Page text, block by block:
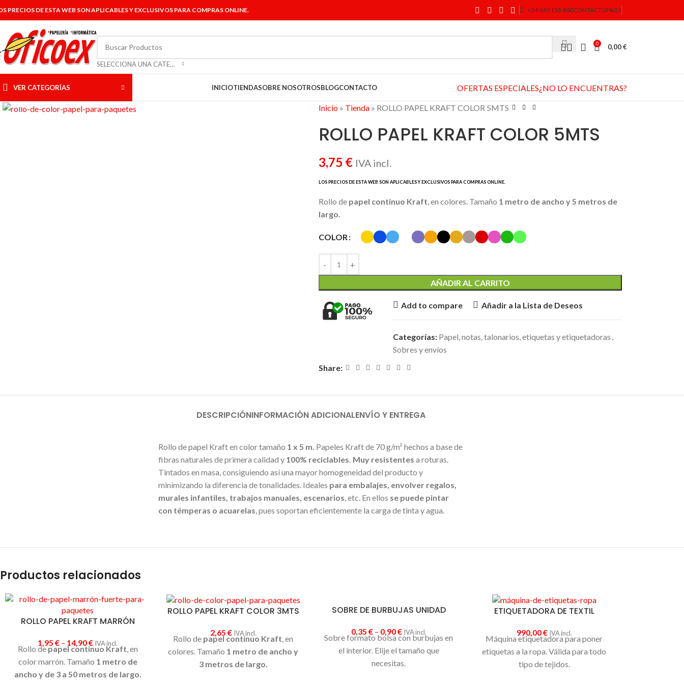
PRECIOS DE ESTA WEB SON APLICABLES Y EXCLUSIVOS PARA COMPRAS ONLINE. +34 640 158 800CONTACTOFAQS
SELECCIONA UNA CATEGORÍA
0 0,00€
VER CATEGORÍAS INICIOTIENDASOBRE NOSOTROSBLOGCONTACTO OFERTAS ESPECIALES¿NO LO ENCUENTRAS?
Inicio» Tienda» ROLLO PAPEL KRAFT COLOR 5MTS
ROLLO PAPEL KRAFT COLOR 5MTS
3,75 € IVA incl.
Rollo de papel continuo Kraft, en colores. Tamaño 1 metro de ancho y 5 metros de
largo.
COLOR
AÑADIR AL CARRITO
Add to compare Añadir a la Lista de Deseos
Categorías: Papel, notas, talonarios, etiquetas y etiquetadoras ,
Sobres y envíos
Share:
DESCRIPCIÓNINFORMACIÓN ADICIONALENVÍO Y ENTREGA
Rollo de papel Kraft en color tamaño 1 x 5 m. Papeles Kraft de 70 g/m² hechos a base de
fibras naturales de primera calidad y 100% reciclables. Muy resistentes a roturas.
Tintados en masa, consiguiendo así una mayor homogeneidad del producto y
minimizando la diferencia de tonalidades. Ideales para embalajes, envolver regalos,
murales infantiles, trabajos manuales, escenarios, etc. En ellos se puede pintar
con témperas o acuarelas, pues soportan eficientemente la carga de tinta y agua.
Productos relacionados
ROLLO PAPEL KRAFT MARRÓN
1,95€ – 14,90€ IVA incl.
Rollo depapel continuo Kraft, en
color marrón. Tamaño 1 metro de
ancho y de 3 a 50 metros de largo.
ROLLO PAPEL KRAFT COLOR 3MTS
2,65 € IVA incl.
Rollo de papel continuo Kraft, en
colores. Tamaño 1 metro de ancho y
3 metros de largo.
SOBRE DE BURBUJAS UNIDAD
0,35 €– 0,90€ IVA incl.
Sobre formato bolsa con burbujas en
el interior. Elije el tamaño que
necesitas.
ETIQUETADORA DE TEXTIL
990,00€ IVA incl.
Máquina etiquetadora para poner
etiquetas a la ropa. Válida para todo
tipo de tejidos.